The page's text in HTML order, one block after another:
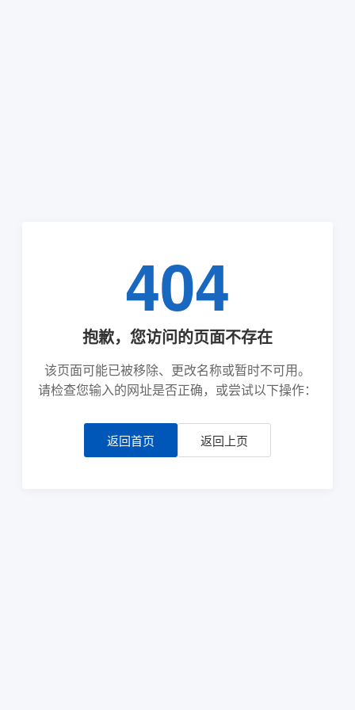
404
抱歉，您访问的页面不存在
该页面可能已被移除、更改名称或暂时不可用。
请检查您输入的网址是否正确，或尝试以下操作：
返回首页 返回上页